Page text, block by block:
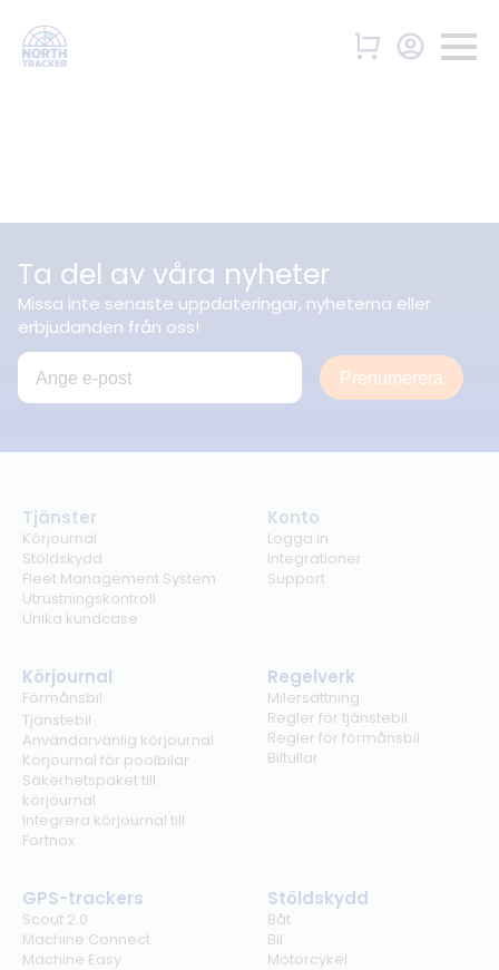
Ta del av våra nyheter
Missa inte senaste uppdateringar, nyheterna eller
erbjudanden från oss!
Prenumerera
Tjänster
Körjournal
Stöldskydd
Fleet Management System
Utrustningskontroll
Unika kundcase
Konto
Logga in
Integrationer
Support
Körjournal
Förmånsbil
Tjänstebil
Användarvänlig körjournal
Körjournal för poolbilar
Säkerhetspaket till
körjournal
Integrera körjournal till
Fortnox
Regelverk
Milersättning
Regler för tjänstebil
Regler för förmånsbil
Biltullar
GPS-trackers
Scout 2.0
Machine Connect
Machine Easy
Stöldskydd
Båt
Bil
Motorcykel